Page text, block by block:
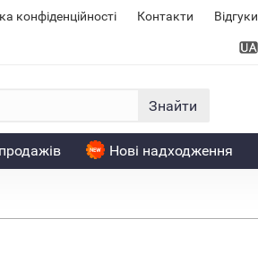
конфіденційності Контакти Відгуки
Знайти
Нові надходження